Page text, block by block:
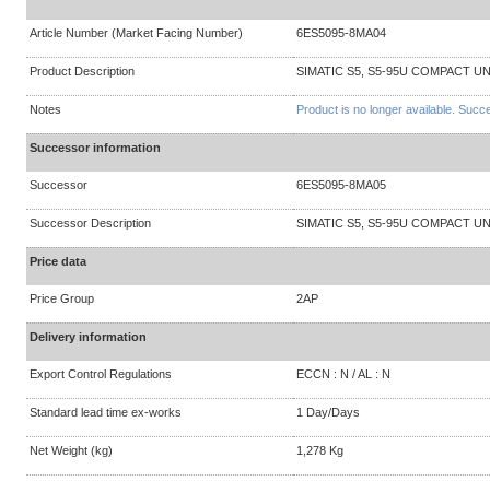
Article Number (Market Facing Number) 6ES5095-8MA04
Product Description SIMATIC S5, S5-95U COMPACT
Notes Product is no longer available.
Successor information
Successor 6ES5095-8MA05
Successor Description SIMATIC S5, S5-95U COMPACT
Price data
Price Group 2AP
Delivery information
Export Control Regulations ECCN : N / AL : N
Standard lead time ex-works 1 Day/Days
Net Weight (kg) 1,278 Kg